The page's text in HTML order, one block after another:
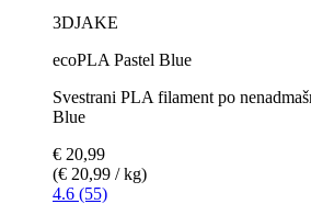
3DJAKE
ecoPLA Pastel Blue
Svestrani PLA filament po
Blue
€ 20,99
(€ 20,99 / kg)
4.6 (55)